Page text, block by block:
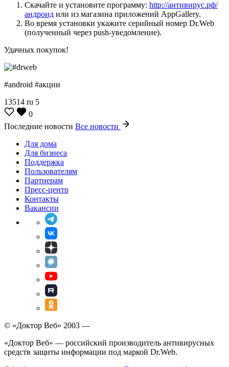
Скачайте и установите программу: http://антивирус.рф/
андроид или из магазина приложений AppGallery.
Во время установки укажите серийный номер Dr.Web
(полученный через push-уведомление).
Удачных покупок!
#android #акции
13514 ru 5
0
Последние новости Все новости
Для дома
Для бизнеса
Поддержка
Пользователям
Партнерам
Пресс-центр
Контакты
Вакансии
© «Доктор Веб» 2003 —
«Доктор Веб» — российский производитель антивирусных
средств защиты информации под маркой Dr.Web.